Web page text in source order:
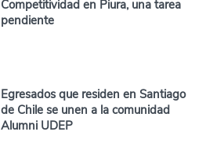
Competitividad en Piura, una tarea
pendiente
Egresados que residen en Santiago
de Chile se unen a la comunidad
Alumni UDEP